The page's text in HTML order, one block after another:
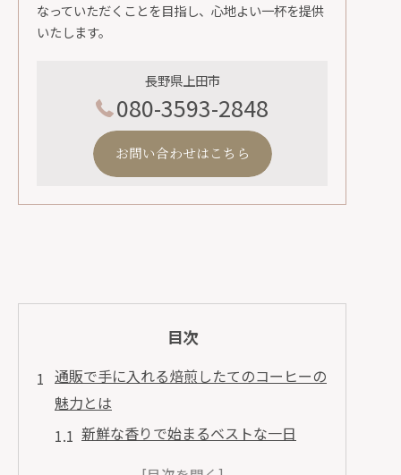
なっていただくことを目指し、心地よい一杯を提供
いたします。
長野県上田市
080-3593-2848
お問い合わせはこちら
目次
通販で手に入れる焙煎したてのコーヒーの
魅力とは
新鮮な香りで始まるベストな一日
注文毎に焙煎される特別な一杯